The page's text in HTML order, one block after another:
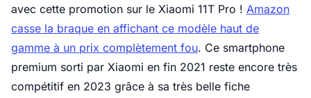
avec cette promotion sur le Xiaomi 11T Pro ! Amazon
casse la braque en affichant ce modèle haut de
gamme à un prix complètement fou. Ce smartphone
premium sorti par Xiaomi en fin 2021 reste encore très
compétitif en 2023 grâce à sa très belle fiche